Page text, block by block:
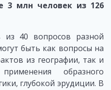
3 млн человек из 126
из 40 вопросов разной
быть как вопросы на
из географии, так и
образного
глубокой эрудиции. В